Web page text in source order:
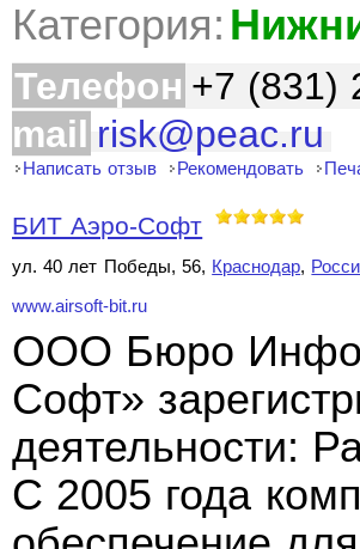
Категория:
Телефон +7 (831)
mail risk@peac.ru
Написать отзыв Рекомендовать
БИТ Аэро-Софт
ул. 40 лет Победы, 56, Краснодар,
www.airsoft-bit.ru
ООО Бюро
Софт»
деятельности:
С 2005 года